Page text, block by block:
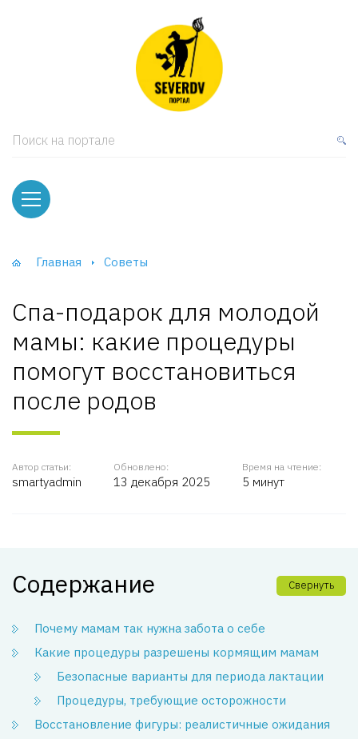
Поиск на портале
Главная Советы
Спа-подарок для молодой
мамы: какие процедуры
помогут восстановиться
после родов
Автор статьи:
smartyadmin
Обновлено:
13 декабря 2025
Время на чтение:
5 минут
Содержание Свернуть
Почему мамам так нужна забота о себе
Какие процедуры разрешены кормящим мамам
Безопасные варианты для периода лактации
Процедуры, требующие осторожности
Восстановление фигуры: реалистичные ожидания
и тумбы